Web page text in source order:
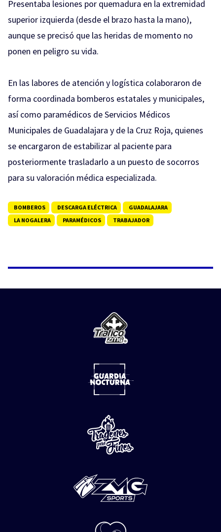
Presentaba lesiones por quemadura en la extremidad
superior izquierda (desde el brazo hasta la mano),
aunque se precisó que las heridas de momento no
ponen en peligro su vida.
En las labores de atención y logística colaboraron de
forma coordinada bomberos estatales y municipales,
así como paramédicos de Servicios Médicos
Municipales de Guadalajara y de la Cruz Roja, quienes
se encargaron de estabilizar al paciente para
posteriormente trasladarlo a un puesto de socorros
para su valoración médica especializada.
BOMBEROS DESCARGA ELÉCTRICA
GUADALAJARA
LA NOGALERA
PARAMÉDICOS TRABAJADOR